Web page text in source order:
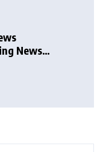
News
and Cricket